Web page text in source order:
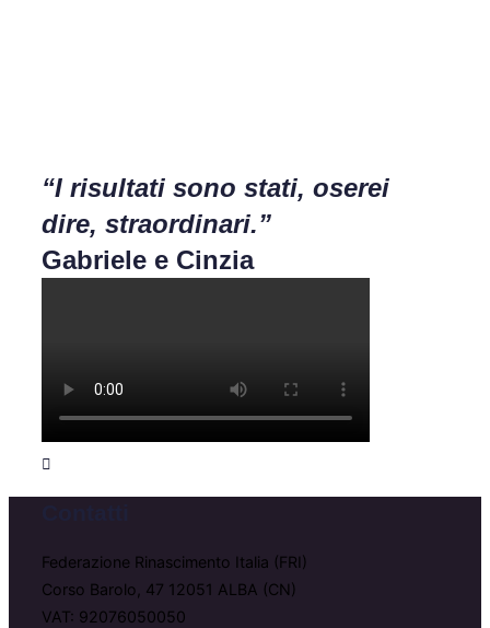
“I risultati sono stati, oserei
dire, straordinari.”
Gabriele e Cinzia
Federazione Rinascimento Italia (FRI)
Corso Barolo, 47 12051 ALBA (CN)
VAT: 92076050050